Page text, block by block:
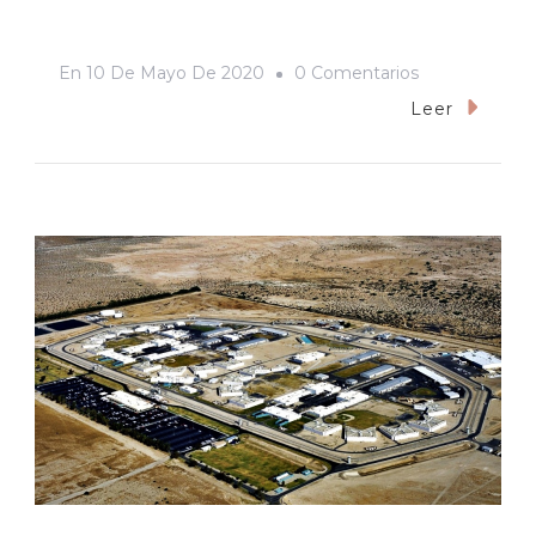
En 10 De Mayo De 2020 0 ComentariosEn
Maternidad
Leer